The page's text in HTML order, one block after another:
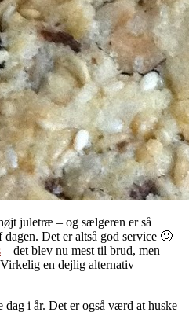
juletræ – og sælgeren er så
Det er altså god service 🙂
– det blev nu mest til brud, men
en dejlig alternativ
dag i år. Det er også værd at huske